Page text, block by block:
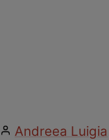
Andreea Luigia